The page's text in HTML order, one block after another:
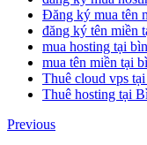
Đăng ký mua tên
đăng ký tên miền
mua hosting tại
mua tên miền tại
Thuê cloud vps
Thuê hosting tại
Previous